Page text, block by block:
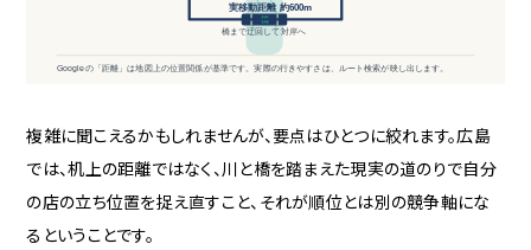
橋
実移動距離 約600m
橋まで迂回して対岸へ
Googleの「距離」は地図上の位置関係が基準です。実際の行きやすさは、ルート検索が映し出します。
複雑に聞こえるかもしれませんが、要点はひとつに絞れます。広島
では、机上の距離ではなく、川と橋を踏まえた現実の道のりで自分
の店の立ち位置を捉え直すこと、それが順位とは別の競争軸にな
るということです。